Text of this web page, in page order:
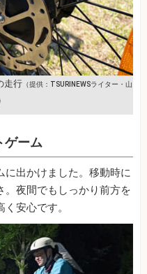
走行（提供：TSURINEWSライター・山
ゲーム
に出かけました。移動時に
。夜間でもしっかり前方を
安心です。